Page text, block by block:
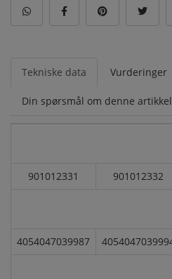
Tekniske data Vurderinger
Din spørsmål om denne
901012331 901012332
4054047039987